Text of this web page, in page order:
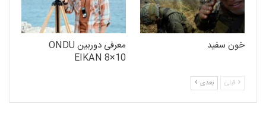
خون سفید
معرفی دوربین ONDU
EIKAN 8×10
قبلی بعدی